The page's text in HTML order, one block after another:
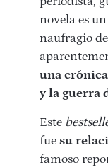
novela es
naufragio
una
y la guerra
Este
fue su
famoso